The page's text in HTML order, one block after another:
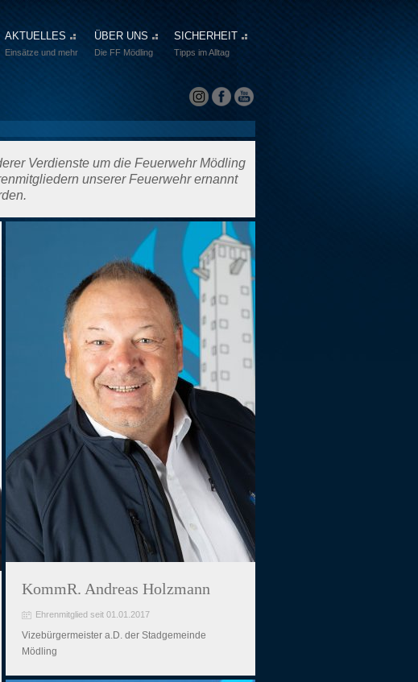
AKTUELLES
Einsätze und mehr
ÜBER UNS
Die FF Mödling
SICHERHEIT
Tipps im Alltag
Verdienste um die Feuerwehr Mödling
unserer Feuerwehr ernannt
KommR. Andreas Holzmann
Ehrenmitglied seit 01.01.2017
Vizebürgermeister a.D. der Stadgemeinde
Mödling